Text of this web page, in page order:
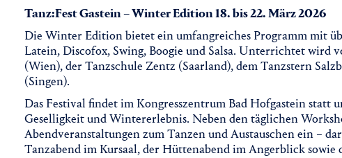
Tanz:Fest Gastein – Winter Edition 18. bis 22. März 2026
Die Winter Edition bietet ein umfangreiches Programm mit
Latein, Discofox, Swing, Boogie und Salsa. Unterrichtet wird
(Wien), der Tanzschule Zentz (Saarland), dem Tanzstern
(Singen).
Das Festival findet im Kongresszentrum Bad Hofgastein
Geselligkeit und Wintererlebnis. Neben den täglichen
Abendveranstaltungen zum Tanzen und Austauschen ein –
Tanzabend im Kursaal, der Hüttenabend im Angerblick sowie